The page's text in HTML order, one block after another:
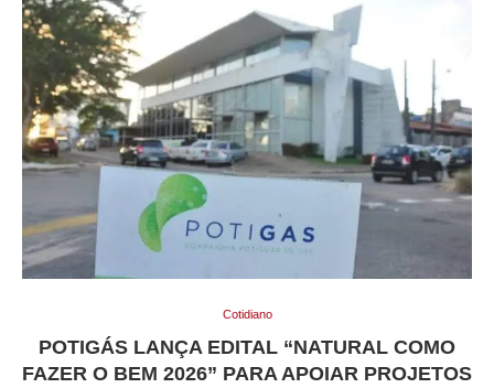
Cotidiano
POTIGÁS LANÇA EDITAL “NATURAL COMO
FAZER O BEM 2026” PARA APOIAR PROJETOS